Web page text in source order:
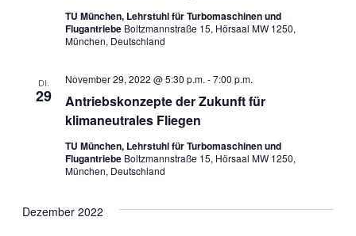
TU München, Lehrstuhl für Turbomaschinen und
Flugantriebe Boltzmannstraße 15, Hörsaal MW 1250,
München, Deutschland
DI.
29
Antriebskonzepte der Zukunft für
klimaneutrales Fliegen
November 29, 2022 @ 5:30 p.m. -7:00 p.m.
TU München, Lehrstuhl für Turbomaschinen und
Flugantriebe Boltzmannstraße 15, Hörsaal MW 1250,
München, Deutschland
Dezember 2022